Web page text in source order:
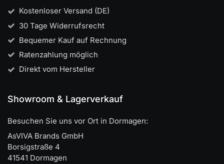
Kostenloser Versand (DE)
30 Tage Widerrufsrecht
Bequemer Kauf auf Rechnung
Ratenzahlung möglich
Direkt vom Hersteller
Showroom & Lagerverkauf
Besuchen Sie uns vor Ort in Dormagen:
AsVIVA Brands GmbH
Borsigstraße 4
41541 Dormagen